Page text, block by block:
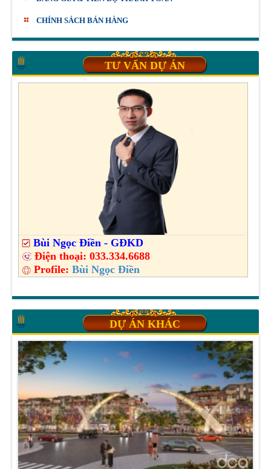
CHÍNH SÁCH BÁN HÀNG
TƯ VẤN DỰ ÁN
Bùi Ngọc Điền - GĐKD
Điện thoại:033.334.6688
Profile:Bùi Ngọc Điền
DỰ ÁN KHÁC